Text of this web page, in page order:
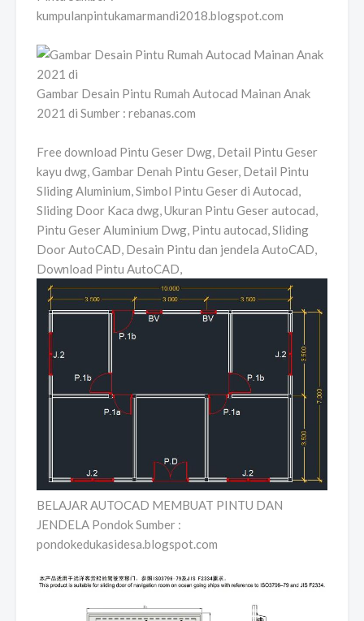
kumpulanpintukamarmandi2018.blogspot.com
Gambar Desain Pintu Rumah Autocad Mainan Anak
2021 di Sumber : rebanas.com
Free download Pintu Geser Dwg, Detail Pintu Geser
kayu dwg, Gambar Denah Pintu Geser, Detail Pintu
Sliding Aluminium, Simbol Pintu Geser di Autocad,
Sliding Door Kaca dwg, Ukuran Pintu Geser autocad,
Pintu Geser Aluminium Dwg, Pintu autocad, Sliding
Door AutoCAD, Desain Pintu dan jendela AutoCAD,
Download Pintu AutoCAD,
BELAJAR AUTOCAD MEMBUAT PINTU DAN
JENDELA Pondok Sumber :
pondokedukasidesa.blogspot.com